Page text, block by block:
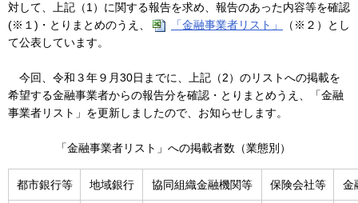
対して、上記（1）に関する報告を求め、報告のあった内容等を確認
(※１)・とりまとめのうえ、
「金融事業者リスト」
（※２）とし
て公表しています。
今回、令和３年９月30日までに、上記（2）のリストへの掲載を
希望する金融事業者からの報告分を確認・とりまとめうえ、「金融
事業者リスト」を更新しましたので、お知らせします。
「金融事業者リスト」への掲載者数（業態別）
都市銀行等 地域銀行 協同組織金融機関等 保険会社等 金